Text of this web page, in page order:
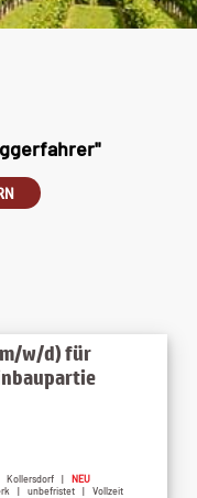
(m/w/d) für
| NEU
| unbefristet | Vollzeit